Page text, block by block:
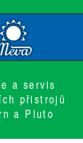
a servis
přistrojů
a Pluto